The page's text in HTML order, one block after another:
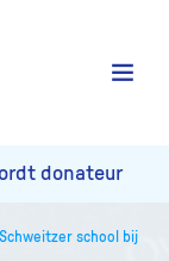
donateur
school bij